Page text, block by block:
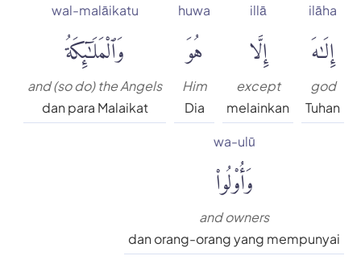
ilāha
إِلَٰهَ
god
Tuhan
illā
إِلَّا
except
melainkan
huwa
هُوَ
Him
Dia
wal-malāikatu
وَٱلْمَلَٰٓئِكَةُ
and (so do) the Angels
dan para Malaikat
wa-ulū
وَأُو۟لُوا۟
and owners
dan orang-orang yang mempunyai